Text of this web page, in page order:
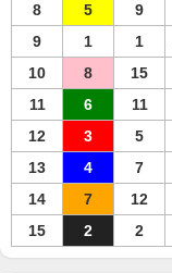
8
5 9
9
1 1
10
8 15
11
6 11
12
3 5
13
4 7
14
7 12
15
2 2